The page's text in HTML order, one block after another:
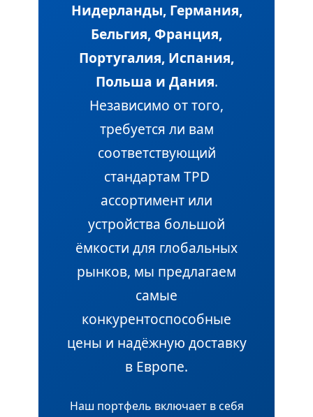
Нидерланды, Германия,
Бельгия, Франция,
Португалия, Испания,
Польша и Дания.
Независимо от того,
требуется ли вам
соответствующий
стандартам TPD
ассортимент или
устройства большой
ёмкости для глобальных
рынков, мы предлагаем
самые
конкурентоспособные
цены и надёжную доставку
в Европе.
Наш портфель включает в себя